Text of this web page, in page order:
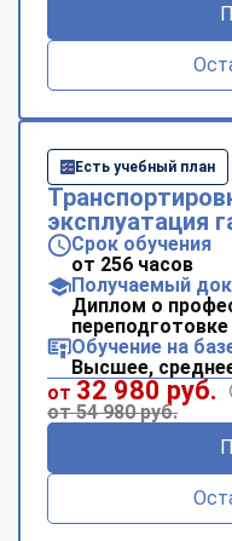
Есть учебный план
эксплуатация
Срок обучения
от 256 часов
Получаемый
Диплом о
переподготовке
Обучение на
Высшее,
от 32 980 руб.
от 54 980 руб.